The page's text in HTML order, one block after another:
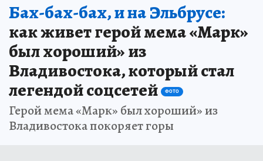
Бах-бах-бах, и на Эльбрусе:
как живет герой мема «Марк»
был хороший» из
Владивостока, который стал
легендой соцсетей
ФОТО
Герой мема «Марк» был хороший» из
Владивостока покоряет горы